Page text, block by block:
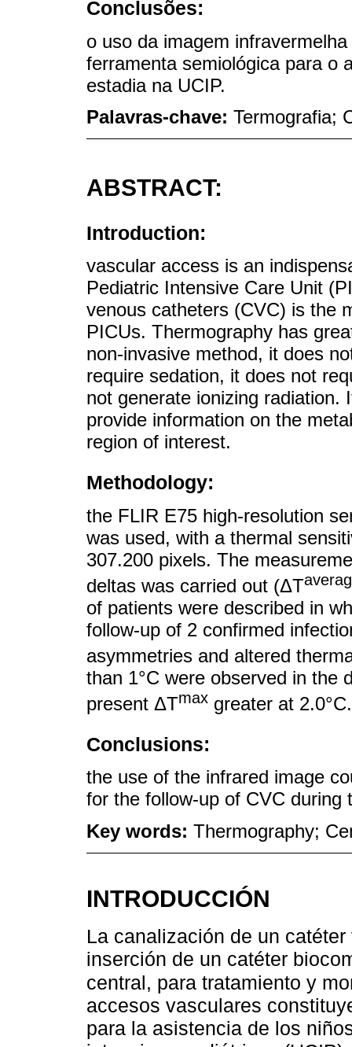
Conclusões:
o uso da imagem
ferramenta semiológica para o
estadia na UCIP.
Palavras-chave: Termografia;
ABSTRACT:
Introduction:
vascular access is an
Pediatric Intensive Care Unit
venous catheters (CVC) is the
PICUs. Thermography has
non-invasive method, it does
require sedation, it does not
not generate ionizing radiation.
provide information on the
region of interest.
Methodology:
the FLIR E75 high-resolution
was used, with a thermal
307.200 pixels. The
deltas was carried out (ΔT
of patients were described in
follow-up of 2 confirmed
asymmetries and altered
than 1°C were observed in the
present ΔTmax greater at 2.0°C.
Conclusions:
the use of the infrared image
for the follow-up of CVC during
Key words: Thermography;
INTRODUCCIÓN
La canalización de un
inserción de un catéter
central, para tratamiento y
accesos vasculares
para la asistencia de los